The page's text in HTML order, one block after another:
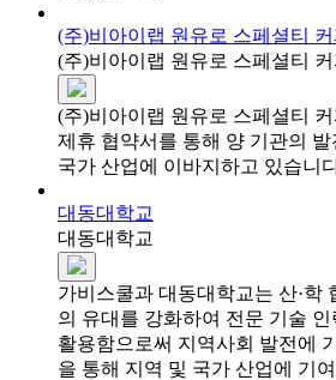
(주)비아이랩 원유로 스페셜티 커
(주)비아이랩 원유로 스페셜티 커
(주)비아이랩 원유로 스페셜티
제휴 협약서를 통해 양 기관의
국가 산업에 이바지하고 있습니
대동대학교
대동대학교
가비스쿨과 대동대학교는 산·학
의 유대를 강화하여 전문 기술
활용함으로써 지역사회 발전에
을 통해 지역 및 국가 산업에 기